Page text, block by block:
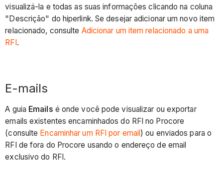
visualizá-la e todas as suas informações clicando na coluna
"Descrição" do hiperlink. Se desejar adicionar um novo item
relacionado, consulte Adicionar um item relacionado a uma
RFI.
E-mails
A guia Emails é onde você pode visualizar ou exportar
emails existentes encaminhados do RFI no Procore
(consulte Encaminhar um RFI por email ) ou enviados para o
RFI de fora do Procore usando o endereço de email
exclusivo do RFI.